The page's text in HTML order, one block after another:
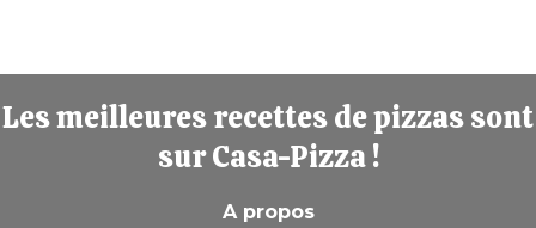
Les meilleures recettes de pizzas sont
sur Casa-Pizza !
A propos